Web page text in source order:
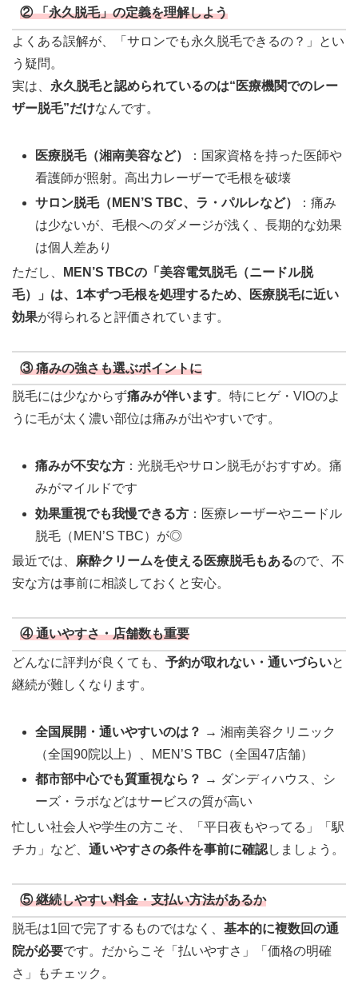
② 「永久脱毛」の定義を理解しよう
よくある誤解が、「サロンでも永久脱毛できるの？」とい
う疑問。
実は、 永久脱毛と認められているのは“医療機関でのレー
ザー脱毛”だけなんです。
医療脱毛（湘南美容など）
：国家資格を持った医師や
看護師が照射。高出力レーザーで毛根を破壊
サロン脱毛（MEN’S TBC、ラ・パルレなど）
：痛み
は少ないが、毛根へのダメージが浅く、長期的な効果
は個人差あり
ただし、
MEN’S TBCの「美容電気脱毛（ニードル脱
毛）」は、1本ずつ毛根を処理するため、医療脱毛に近い
効果が得られると評価されています。
③ 痛みの強さも選ぶポイントに
脱毛には少なからず痛みが伴います。特にヒゲ・VIOのよ
うに毛が太く濃い部位は痛みが出やすいです。
痛みが不安な方 ：光脱毛やサロン脱毛がおすすめ。痛
みがマイルドです
効果重視でも我慢できる方 ：医療レーザーやニードル
脱毛（MEN’S TBC）が◎
最近では、 麻酔クリームを使える医療脱毛もあるので、不
安な方は事前に相談しておくと安心。
④ 通いやすさ・店舗数も重要
どんなに評判が良くても、 予約が取れない・通いづらいと
継続が難しくなります。
全国展開・通いやすいのは？ → 湘南美容クリニック
（全国90院以上）、MEN’S TBC（全国47店舗）
都市部中心でも質重視なら？ → ダンディハウス、シ
ーズ・ラボなどはサービスの質が高い
忙しい社会人や学生の方こそ、「平日夜もやってる」「駅
チカ」など、 通いやすさの条件を事前に確認しましょう。
⑤ 継続しやすい料金・支払い方法があるか
脱毛は1回で完了するものではなく、 基本的に複数回の通
院が必要です。だからこそ「払いやすさ」「価格の明確
さ」もチェック。